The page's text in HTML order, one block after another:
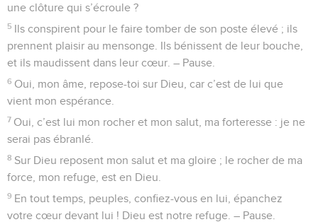
une clôture qui s’écroule ?
5 Ils conspirent pour le faire tomber de son poste élevé ; ils
prennent plaisir au mensonge. Ils bénissent de leur bouche,
et ils maudissent dans leur cœur. – Pause.
6 Oui, mon âme, repose-toi sur Dieu, car c’est de lui que
vient mon espérance.
7 Oui, c’est lui mon rocher et mon salut, ma forteresse : je ne
serai pas ébranlé.
8 Sur Dieu reposent mon salut et ma gloire ; le rocher de ma
force, mon refuge, est en Dieu.
9 En tout temps, peuples, confiez-vous en lui, épanchez
votre cœur devant lui ! Dieu est notre refuge. – Pause.